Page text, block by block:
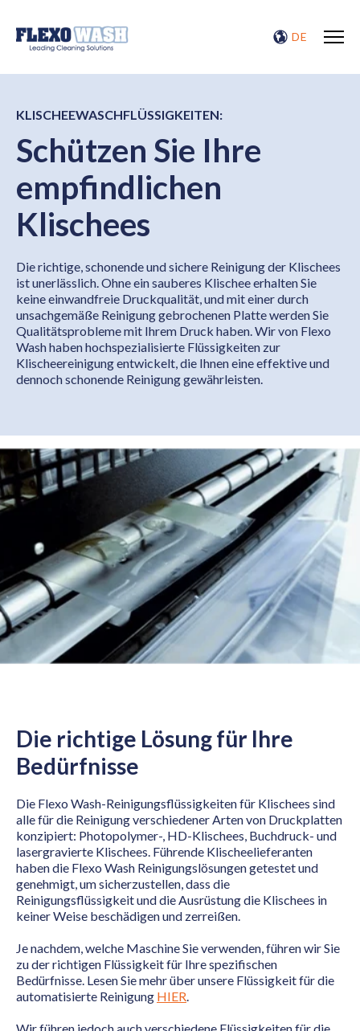
DE
KLISCHEEWASCHFLÜSSIGKEITEN:
Schützen Sie Ihre
empfindlichen
Klischees
Die richtige, schonende und sichere Reinigung der Klischees
ist unerlässlich. Ohne ein sauberes Klischee erhalten Sie
keine einwandfreie Druckqualität, und mit einer durch
unsachgemäße Reinigung gebrochenen Platte werden Sie
Qualitätsprobleme mit Ihrem Druck haben. Wir von Flexo
Wash haben hochspezialisierte Flüssigkeiten zur
Klischeereinigung entwickelt, die Ihnen eine effektive und
dennoch schonende Reinigung gewährleisten.
Die richtige Lösung für Ihre
Bedürfnisse
Die Flexo Wash-Reinigungsflüssigkeiten für Klischees sind
alle für die Reinigung verschiedener Arten von Druckplatten
konzipiert: Photopolymer-, HD-Klischees, Buchdruck- und
lasergravierte Klischees. Führende Klischeelieferanten
haben die Flexo Wash Reinigungslösungen getestet und
genehmigt, um sicherzustellen, dass die
Reinigungsflüssigkeit und die Ausrüstung die Klischees in
keiner Weise beschädigen und zerreißen.
Je nachdem, welche Maschine Sie verwenden, führen wir Sie
zu der richtigen Flüssigkeit für Ihre spezifischen
Bedürfnisse. Lesen Sie mehr über unsere Flüssigkeit für die
automatisierte Reinigung HIER.